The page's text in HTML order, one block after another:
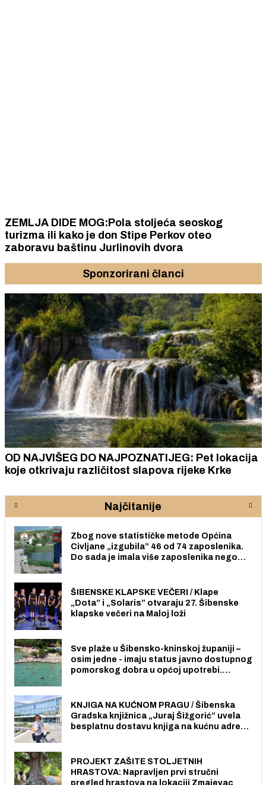
ZEMLJA DIDE MOG:Pola stoljeća seoskog
turizma ili kako je don Stipe Perkov oteo
zaboravu baštinu Jurlinovih dvora
Sponzorirani članci
OD NAJVIŠEG DO NAJPOZNATIJEG: Pet lokacija
koje otkrivaju različitost slapova rijeke Krke
Najčitanije
Zbog nove statističke metode Općina
Civljane „izgubila” 46 od 74 zaposlenika.
Do sada je imala više zaposlenika nego
ŠIBENSKE KLAPSKE VEČERI / Klape
„Dota” i „Solaris” otvaraju 27. Šibenske
klapske večeri na Maloj loži
Sve plaže u Šibensko-kninskoj županiji –
osim jedne - imaju status javno dostupnog
pomorskog dobra u općoj upotrebi.
KNJIGA NA KUĆNOM PRAGU / Šibenska
Gradska knjižnica „Juraj Šižgorić” uvela
besplatnu dostavu knjiga na kućnu adresu
PROJEKT ZAŠITE STOLJETNIH
HRASTOVA: Napravljen prvi stručni
pregled hrastova na lokaciji Zmajevac